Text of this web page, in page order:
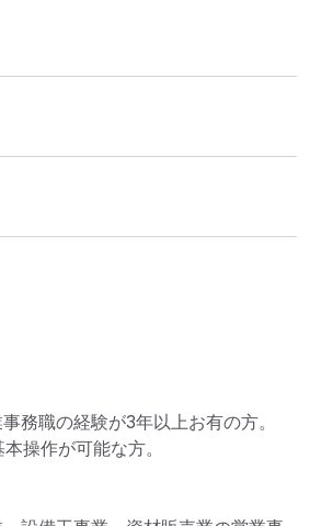
務職の経験が3年以上お有の方。
操作が可能な方。